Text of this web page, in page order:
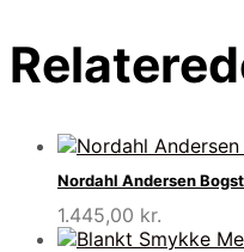
Nordahl Andersen
1.445,00 kr.